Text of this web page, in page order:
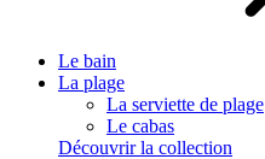
Le bain
La plage
La serviette de plage
Le cabas
Découvrir la collection